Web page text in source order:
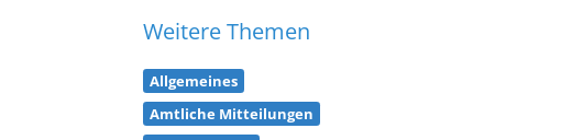
Weitere Themen
Allgemeines
Amtliche Mitteilungen